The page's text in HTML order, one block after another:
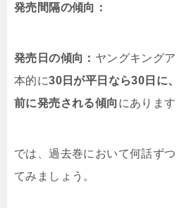
発売間隔の傾向：
発売日の傾向： ヤングキング
本的に30日が平日なら30日に
前に発売される傾向 にあります
では、過去巻において何話ず
てみましょう。